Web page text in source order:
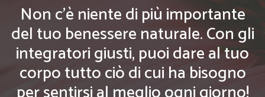
Non c'è niente di più importante
del tuo benessere naturale. Con gli
integratori giusti, puoi dare al tuo
corpo tutto ciò di cui ha bisogno